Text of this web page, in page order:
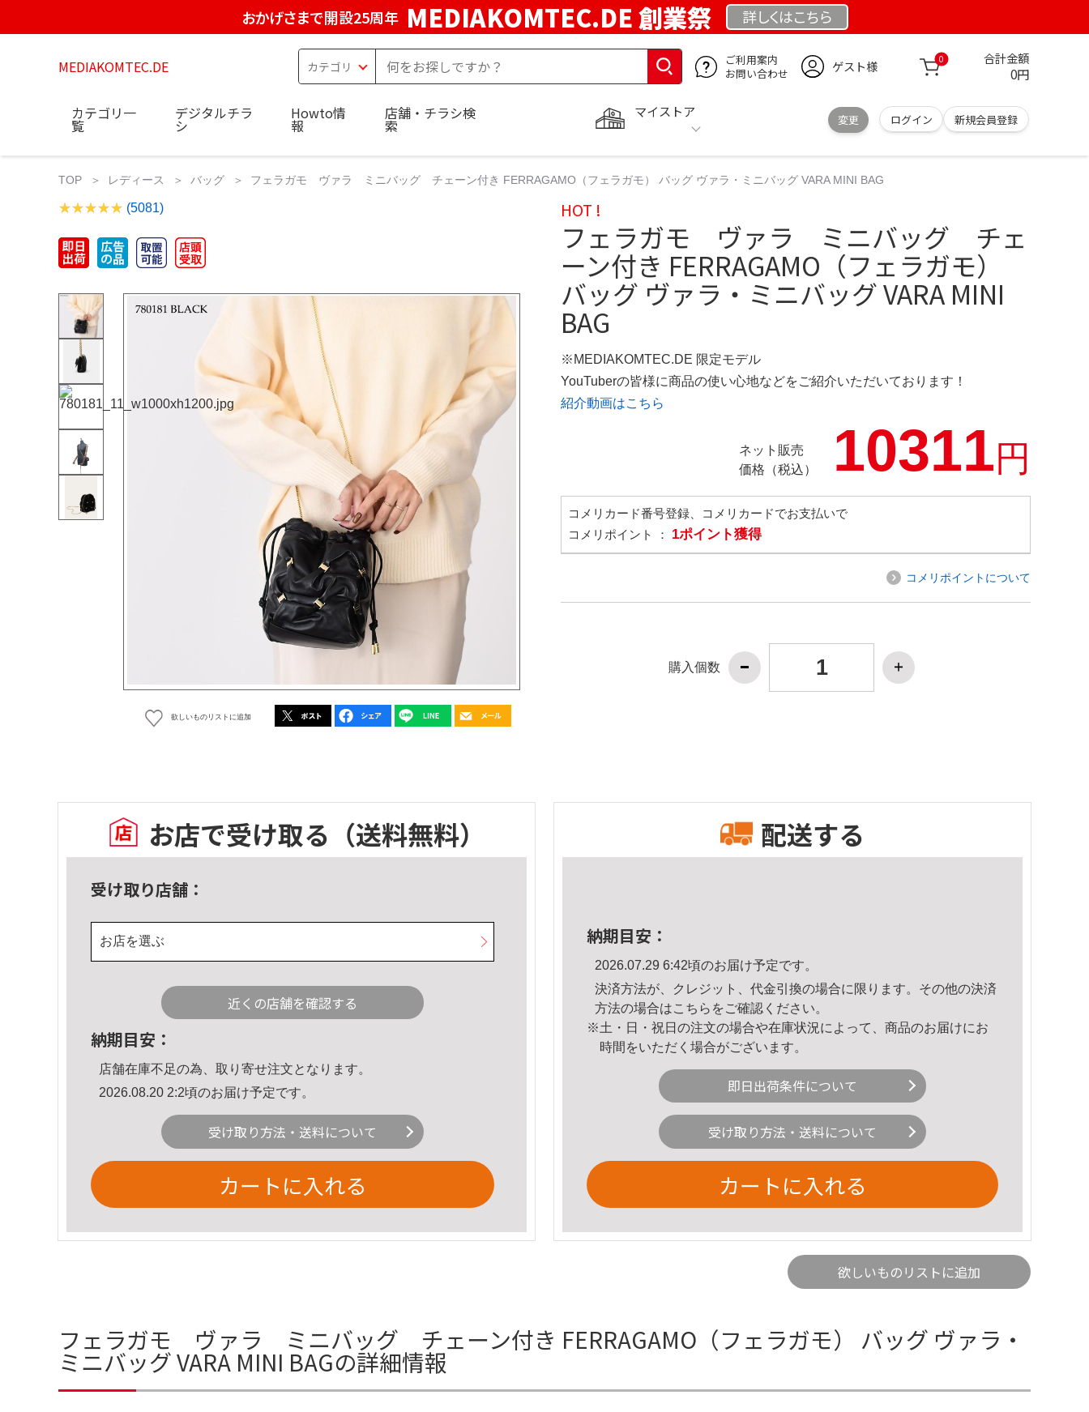
おかげさまで開設25周年 MEDIAKOMTEC.DE 創業祭 詳しくはこちら
MEDIAKOMTEC.DE
ご利用案内
お問い合わせ
ゲスト様 0 合計金額
0円
マイストア
変更 ログイン 新規会員登録
カテゴリ一
覧
デジタルチラ
シ
Howto情
報
店舗・チラシ検
索
TOP レディース バッグ フェラガモ ヴァラ ミニバッグ チェーン付き FERRAGAMO（フェラガモ） バッグ ヴァラ・ミニバッグ VARA MINI BAG
(5081)
欲しいものリストに追加
HOT !
フェラガモ ヴァラ ミニバッグ チェ
ーン付き FERRAGAMO（フェラガモ）
バッグ ヴァラ・ミニバッグ VARA MINI
BAG
※MEDIAKOMTEC.DE 限定モデル
YouTuberの皆様に商品の使い心地などをご紹介いただいております！
紹介動画はこちら
ネット販売
価格（税込）
10311円
コメリカード番号登録、コメリカードでお支払いで
コメリポイント ： 1ポイント獲得
コメリポイントについて
購入個数
お店で受け取る （送料無料）
受け取り店舗：
お店を選ぶ
近くの店舗を確認する
納期目安：
店舗在庫不足の為、取り寄せ注文となります。
2026.08.20 2:2頃のお届け予定です。
受け取り方法・送料について
カートに入れる
配送する
納期目安：
2026.07.29 6:42頃のお届け予定です。
決済方法が、クレジット、代金引換の場合に限ります。その他の決済
方法の場合はこちら をご確認ください。
※土・日・祝日の注文の場合や在庫状況によって、商品のお届けにお
時間をいただく場合がございます。
即日出荷条件について
受け取り方法・送料について
カートに入れる
欲しいものリストに追加
フェラガモ ヴァラ ミニバッグ チェーン付き FERRAGAMO（フェラガモ） バッグ ヴァラ・
ミニバッグ VARA MINI BAGの詳細情報